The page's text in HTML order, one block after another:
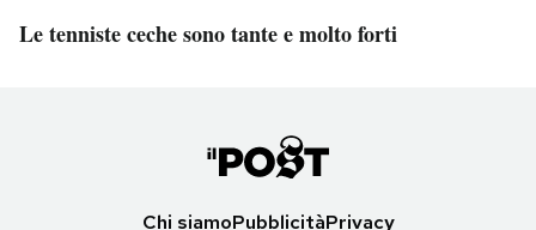
Le tenniste ceche sono tante e molto forti
Chi siamoPubblicitàPrivacy